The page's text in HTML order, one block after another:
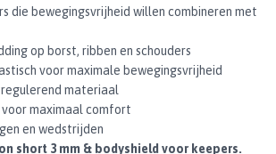
die bewegingsvrijheid willen combineren met
op borst, ribben en schouders
voor maximale bewegingsvrijheid
materiaal
maximaal comfort
en wedstrijden
short 3 mm & bodyshield voor keepers.